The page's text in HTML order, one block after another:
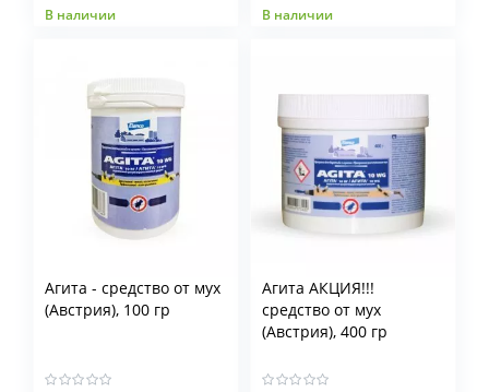
В наличии
В наличии
Агита - средство от мух
(Австрия), 100 гр
Агита АКЦИЯ!!!
средство от мух
(Австрия), 400 гр